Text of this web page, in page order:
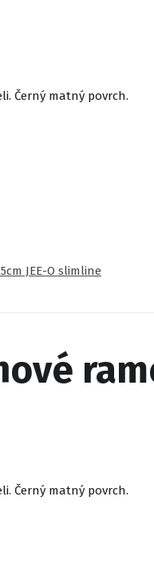
Černý matný povrch.
JEE-O slimline
Černý matný povrch.